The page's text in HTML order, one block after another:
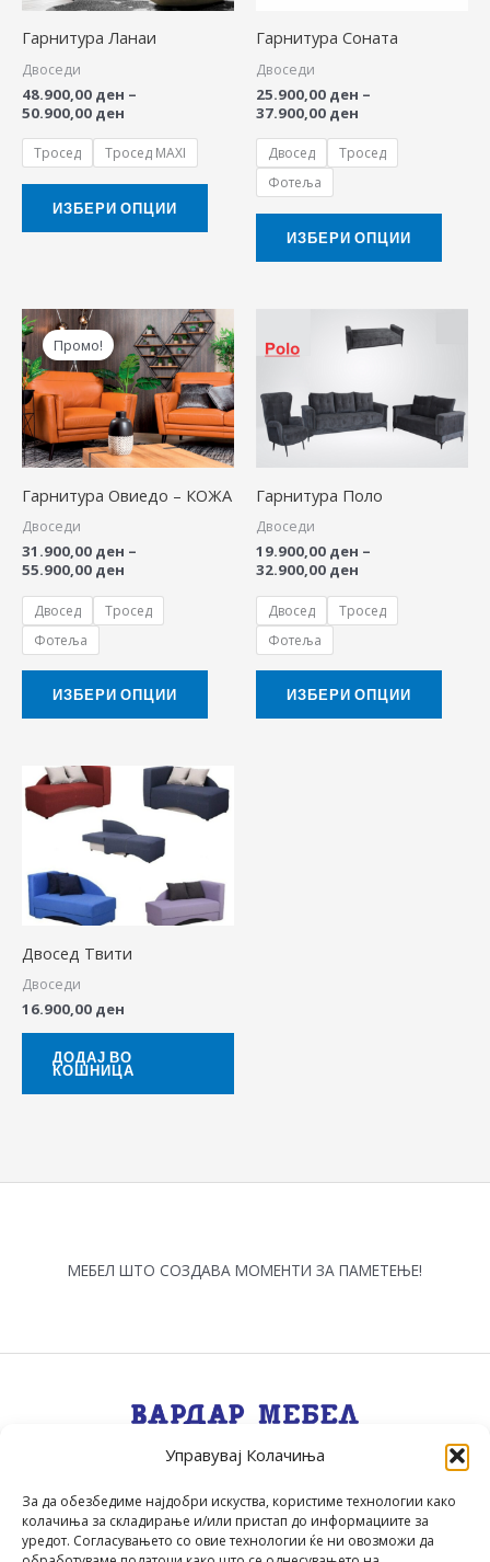
Управувај Колачиња
За да обезбедиме најдобри искуства, користиме технологии како
колачиња за складирање и/или пристап до информациите за
уредот. Согласувањето со овие технологии ќе ни овозможи да
Гарнитура Ланаи
Двоседи
48.900,00 ден –
50.900,00 ден
Тросед Тросед MAXI
ИЗБЕРИ ОПЦИИ
The
options
the
product
Гарнитура Соната
Двоседи
25.900,00 ден –
37.900,00 ден
Двосед
Тросед
Фотеља
ИЗБЕРИ ОПЦИИ
Промо!
Гарнитура Овиедо – КОЖА
Двоседи
31.900,00 ден –
55.900,00 ден
range:
31.900,00 ден
through
55.900,00 ден
Двосед
Тросед
Фотеља
ИЗБЕРИ ОПЦИИ
This
product
has
multiple
variants.
The
options
product
Гарнитура Поло
Двоседи
19.900,00 ден –
32.900,00 ден
range:
19.900,00 ден
32.900,00 ден
Двосед
Тросед
Фотеља
ИЗБЕРИ ОПЦИИ
Двосед Твити
Двоседи
16.900,00 ден
ДОДАЈ ВО
КОШНИЦА
МЕБЕЛ ШТО СОЗДАВА МОМЕНТИ ЗА ПАМЕТЕЊЕ!
Квалитет, Стил, Селекција, Сервис.